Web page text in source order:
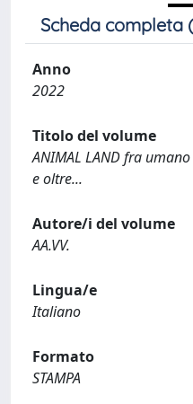
Scheda completa
Anno
2022
Titolo del volume
ANIMAL LAND fra
e oltre...
Autore/i del volume
AA.VV.
Lingua/e
Italiano
Formato
STAMPA